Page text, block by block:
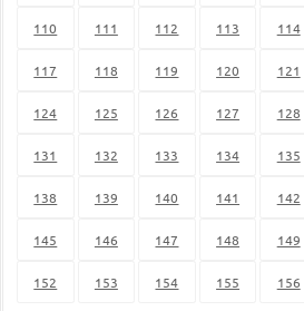
110 111 112 113 114
117 118 119 120 121
124 125 126 127 128
131 132 133 134 135
138 139 140 141 142
145 146 147 148 149
152 153 154 155 156